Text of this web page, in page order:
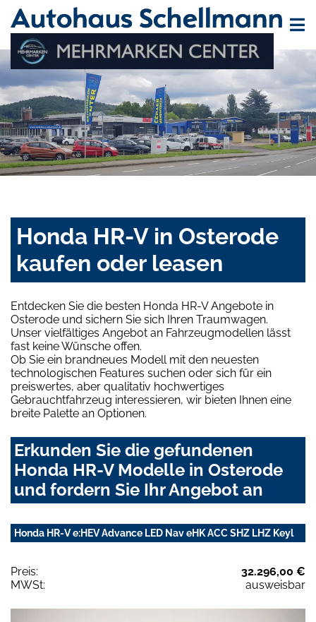
Honda HR-V in Osterode
kaufen oder leasen
Entdecken Sie die besten Honda HR-V Angebote in
Osterode und sichern Sie sich Ihren Traumwagen.
Unser vielfältiges Angebot an Fahrzeugmodellen lässt
fast keine Wünsche offen.
Ob Sie ein brandneues Modell mit den neuesten
technologischen Features suchen oder sich für ein
preiswertes, aber qualitativ hochwertiges
Gebrauchtfahrzeug interessieren, wir bieten Ihnen eine
breite Palette an Optionen.
Erkunden Sie die gefundenen
Honda HR-V Modelle in Osterode
und fordern Sie Ihr Angebot an
Honda HR-V e:HEV Advance LED Nav eHK ACC SHZ LHZ Keyl
Preis:
32.296,00 €
MWSt:
ausweisbar